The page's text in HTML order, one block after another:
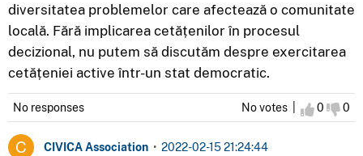
diversitatea problemelor care afectează o comunitate
locală. Fără implicarea cetățenilor în procesul
decizional, nu putem să discutăm despre exercitarea
cetățeniei active într-un stat democratic.
No votes | I agree
0 I
0
No responses
CIVICA Association • 2022-02-15 21:24:44